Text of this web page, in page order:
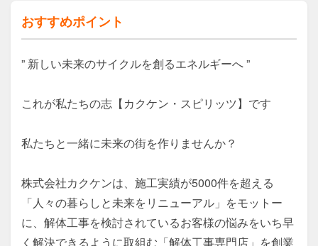
おすすめポイント
” 新しい未来のサイクルを創るエネルギーへ ”
これが私たちの志【カクケン・スピリッツ】です
私たちと一緒に未来の街を作りませんか？
株式会社カクケンは、施工実績が5000件を超える
「人々の暮らしと未来をリニューアル」をモットー
に、解体工事を検討されているお客様の悩みをいち早
く解決できるように取組む「解体工事専門店」を創業